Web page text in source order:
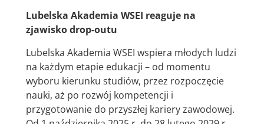
Lubelska Akademia WSEI reaguje na
zjawisko drop-outu
Lubelska Akademia WSEI wspiera młodych ludzi
na każdym etapie edukacji – od momentu
wyboru kierunku studiów, przez rozpoczęcie
nauki, aż po rozwój kompetencji i
przygotowanie do przyszłej kariery zawodowej.